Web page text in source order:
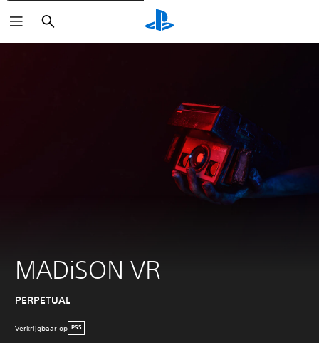
Zoeken
MADiSON VR
PERPETUAL
Verkrijgbaar op PS5